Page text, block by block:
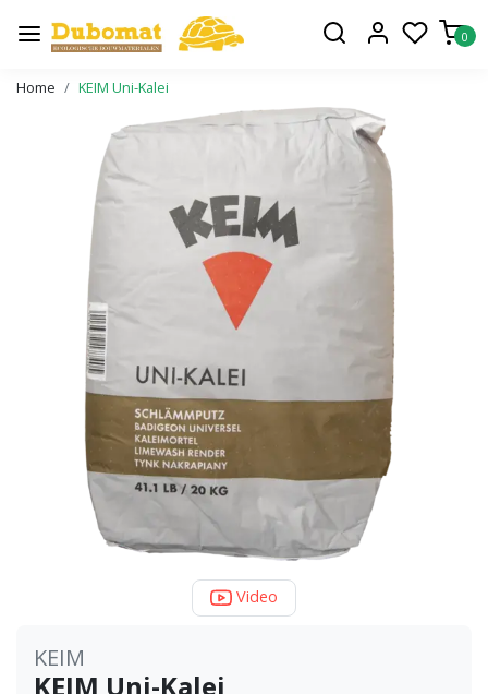
0
Home KEIM Uni-Kalei
Video
KEIM
KEIM Uni-Kalei